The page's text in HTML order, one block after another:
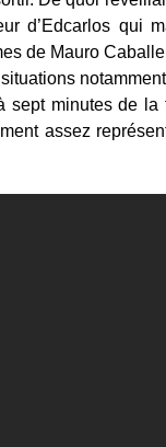
d’Edcarlos qui
de Mauro
sept minutes de
assez